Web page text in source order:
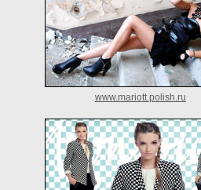
www.mariott.polish.ru